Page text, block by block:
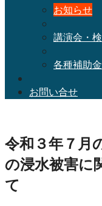
お知らせ
講演会・
各種補助金
お問い合せ
令和３年７月
の浸水被害に
て